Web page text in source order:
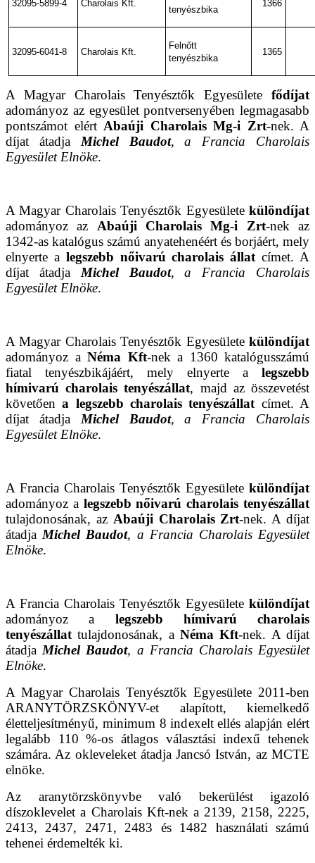
32095-5899-4 Charolais Kft.
tenyészbika
1366
32095-6041-8 Charolais Kft.
Felnőtt
tenyészbika
1365
A Magyar Charolais Tenyésztők Egyesülete fődíjat
adományoz az egyesület pontversenyében legmagasabb
pontszámot elért Abaúji Charolais Mg-i Zrt-nek. A
díjat átadjaMichel Baudot, a Francia Charolais
Egyesület Elnöke.
A Magyar Charolais Tenyésztők Egyesülete különdíjat
adományoz az Abaúji Charolais Mg-i Zrt-nek az
1342-as katalógus számú anyatehenéért és borjáért, mely
elnyerte a legszebb nőivarú charolais állatcímet. A
díjat átadjaMichel Baudot, a Francia Charolais
Egyesület Elnöke.
A Magyar Charolais Tenyésztők Egyesülete különdíjat
adományoz a Néma Kft-nek a 1360 katalógusszámú
fiatal tenyészbikájáért, mely elnyerte a legszebb
hímivarú charolais tenyészállat, majd az összevetést
követően a legszebb charolais tenyészállatcímet. A
díjat átadjaMichel Baudot, a Francia Charolais
Egyesület Elnöke.
A Francia Charolais Tenyésztők Egyesülete különdíjat
adományoz a legszebb nőivarú charolais tenyészállat
tulajdonosának, az Abaúji Charolais Zrt-nek. A díjat
átadjaMichel Baudot, a Francia Charolais Egyesület
Elnöke.
A Francia Charolais Tenyésztők Egyesülete különdíjat
adományoz a legszebb hímivarú charolais
tenyészállattulajdonosának, a Néma Kft-nek. A díjat
átadjaMichel Baudot, a Francia Charolais Egyesület
Elnöke.
A Magyar Charolais Tenyésztők Egyesülete 2011-ben
ARANYTÖRZSKÖNYV-et alapított, kiemelkedő
életteljesítményű, minimum 8 indexelt ellés alapján elért
legalább 110 %-os átlagos választási indexű tehenek
számára. Az okleveleket átadja Jancsó István, az MCTE
elnöke.
Az aranytörzskönyvbe való bekerülést igazoló
díszoklevelet a Charolais Kft-nek a 2139, 2158, 2225,
2413, 2437, 2471, 2483 és 1482 használati számú
tehenei érdemelték ki.